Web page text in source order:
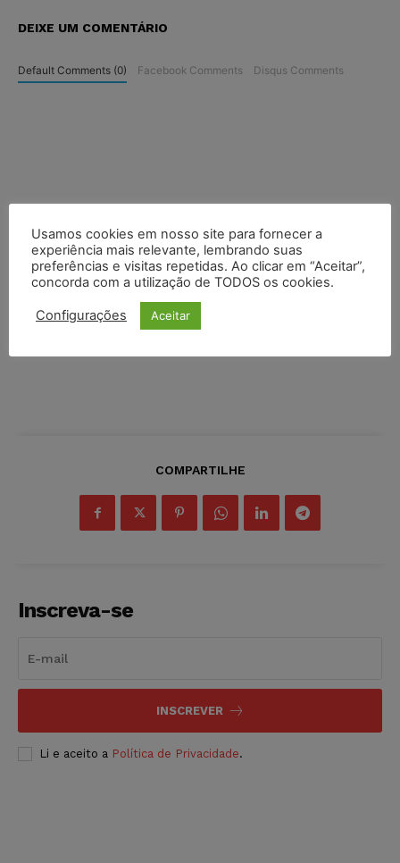
DEIXE UM COMENTÁRIO
Default Comments (0) Facebook Comments Disqus Comments
COMPARTILHE
Inscreva-se
INSCREVER
Li e aceito a Política de Privacidade.
Usamos cookies em nosso site para fornecer a
experiência mais relevante, lembrando suas
preferências e visitas repetidas. Ao clicar em “Aceitar”,
concorda com a utilização de TODOS os cookies.
Configurações Aceitar